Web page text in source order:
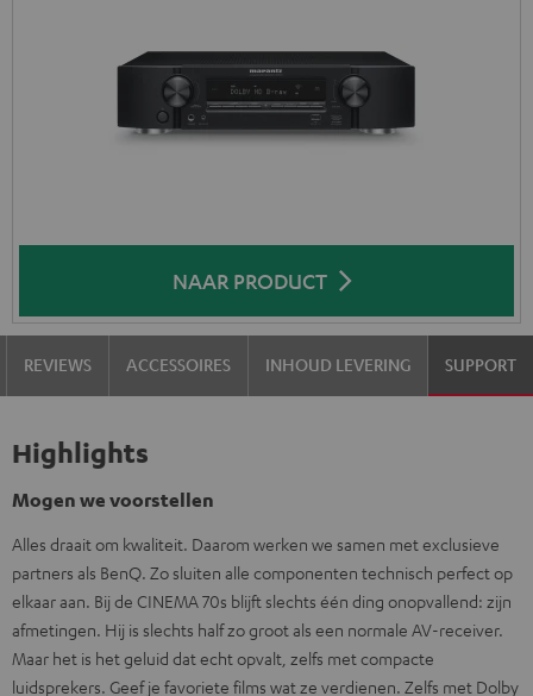
NAAR PRODUCT
REVIEWS ACCESSOIRES INHOUD LEVERING SUPPORT
Highlights
Mogen we voorstellen
Alles draait om kwaliteit. Daarom werken we samen met exclusieve
partners als BenQ. Zo sluiten alle componenten technisch perfect op
elkaar aan. Bij de CINEMA 70s blijft slechts één ding onopvallend: zijn
afmetingen. Hij is slechts half zo groot als een normale AV-receiver.
Maar het is het geluid dat echt opvalt, zelfs met compacte
luidsprekers. Geef je favoriete films wat ze verdienen. Zelfs met Dolby